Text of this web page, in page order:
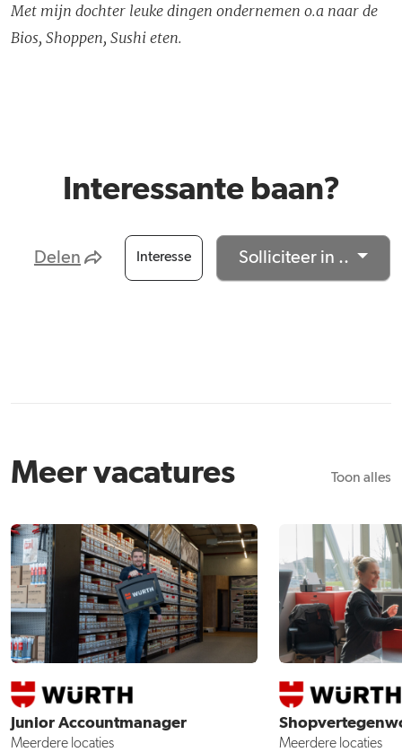
Met mijn dochter leuke dingen ondernemen o.a naar de
Bios, Shoppen, Sushi eten.
Interessante baan?
Delen Interesse Solliciteer in ..
Meer vacatures Toon alles
Junior Accountmanager
Meerdere locaties Meerdere locaties